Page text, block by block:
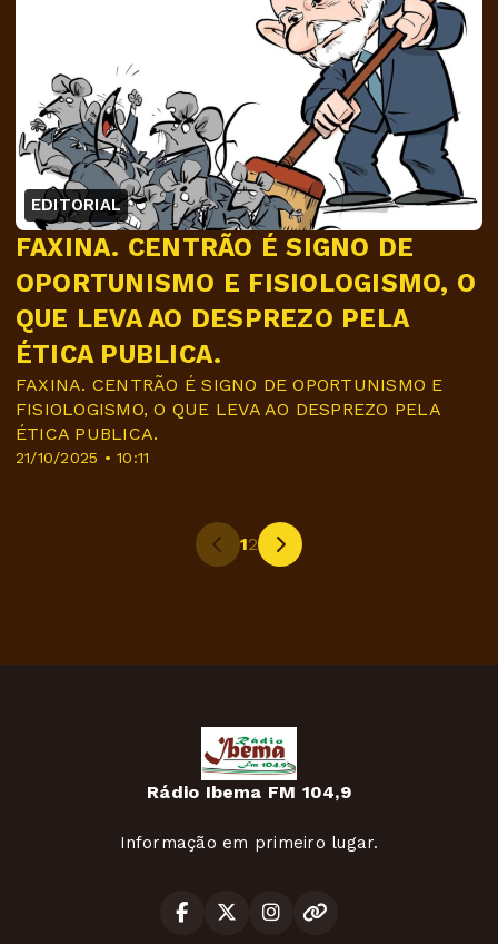
EDITORIAL
21/10/2025 • 10:11
FAXINA. CENTRÃO É SIGNO DE
OPORTUNISMO E FISIOLOGISMO, O
QUE LEVA AO DESPREZO PELA
ÉTICA PUBLICA.
FAXINA. CENTRÃO É SIGNO DE OPORTUNISMO E
FISIOLOGISMO, O QUE LEVA AO DESPREZO PELA
ÉTICA PUBLICA.
12
Rádio Ibema FM 104,9
Informação em primeiro lugar.